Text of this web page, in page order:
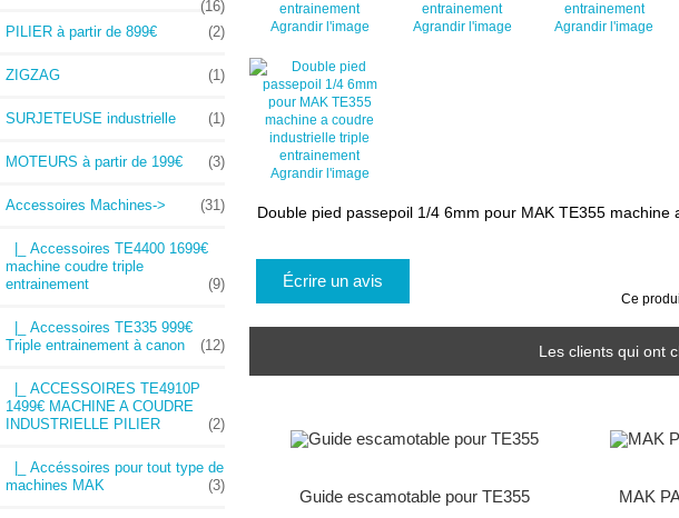
(16)
PILIER à partir de 899€
(2)
ZIGZAG (1)
SURJETEUSE industrielle (1)
MOTEURS à partir de 199€ (3)
Accessoires Machines-> (31)
|_ Accessoires TE4400 1699€
machine coudre triple
entrainement
(9)
|_ Accessoires TE335 999€
Triple entrainement à canon
(12)
|_ ACCESSOIRES TE4910P
1499€ MACHINE A COUDRE
INDUSTRIELLE PILIER
(2)
|_ Accéssoires pour tout type de
machines MAK
(3)
Agrandir l'image Agrandir l'image Agrandir l'image
Agrandir l'image
Double pied passepoil 1/4 6mm pour MAK TE355
Écrire un avis
Ce
Les clients qui ont
Guide escamotable pour TE355 MAK